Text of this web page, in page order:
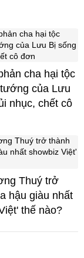
cha hại tộc
của Lưu
nhục, chết cô
Thuý trở
hậu giàu nhất
thế nào?